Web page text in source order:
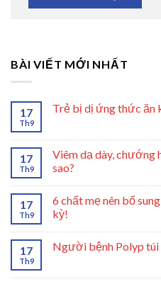
BÀI VIẾT MỚI NHẤT
17
Th9
Trẻ bị dị ứng thức ăn
17
Th9
Viêm dạ dày, chướng
sao?
17
Th9
6 chất mẹ nên bổ
kỳ!
17
Th9
Người bệnh Polyp túi